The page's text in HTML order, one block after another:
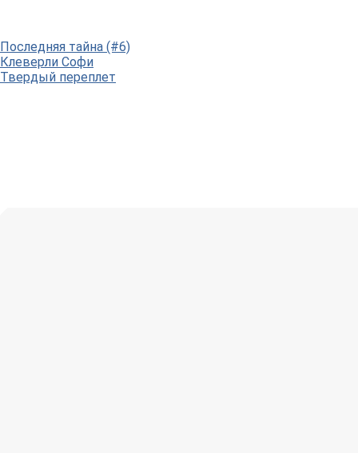
Последняя тайна (#6)
Клеверли Софи
Твердый переплет